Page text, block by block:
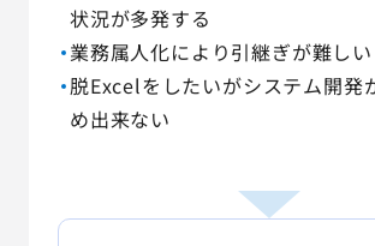
状況が多発する
業務属人化により引継ぎが難しい
脱Excelをしたいがシステム開発
め出来ない